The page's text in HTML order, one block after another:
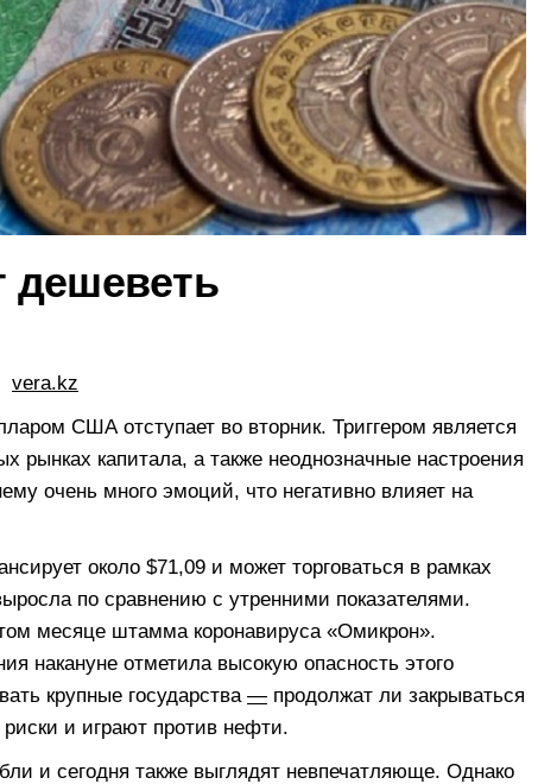
дешеветь
vera.kz
США отступает во вторник. Триггером является
рынках капитала, а также неоднозначные настроения
очень много эмоций, что негативно влияет на
около $71,09 и может торговаться в рамках
по сравнению с утренними показателями.
месяце штамма коронавируса «Омикрон».
накануне отметила высокую опасность этого
крупные государства — продолжат ли закрываться
и играют против нефти.
и сегодня также выглядят невпечатляюще. Однако